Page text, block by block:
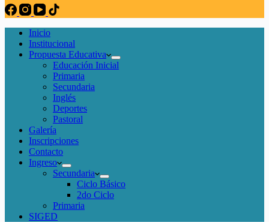
Inicio
Institucional
Propuesta Educativa
Educación Inicial
Primaria
Secundaria
Inglés
Deportes
Pastoral
Galería
Inscripciones
Contacto
Ingreso
Secundaria
Ciclo Básico
2do Ciclo
Primaria
SIGED